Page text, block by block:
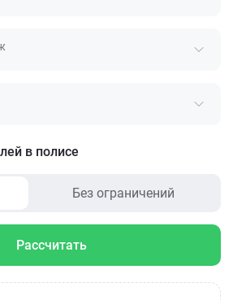
в полисе
Без ограничений
Рассчитать